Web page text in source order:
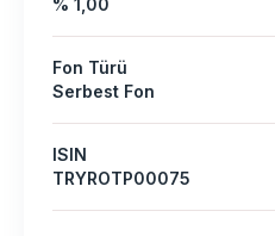
% 1,00
Fon Türü
Serbest Fon
ISIN
TRYROTP00075